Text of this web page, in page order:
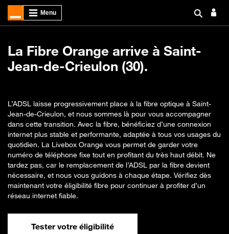
La Fibre Orange arrive à Saint-
Jean-de-Crieulon (30).
L’ADSL laisse progressivement place à la fibre optique à Saint-
Jean-de-Crieulon, et nous sommes là pour vous accompagner
dans cette transition. Avec la fibre, bénéficiez d’une connexion
internet plus stable et performante, adaptée à tous vos usages du
quotidien. La Livebox Orange vous permet de garder votre
numéro de téléphone fixe tout en profitant du très haut débit. Ne
tardez pas, car le remplacement de l’ADSL par la fibre devient
nécessaire, et nous vous guidons à chaque étape. Vérifiez dès
maintenant votre éligibilité fibre pour continuer à profiter d’un
réseau internet fiable.
Tester votre éligibilité